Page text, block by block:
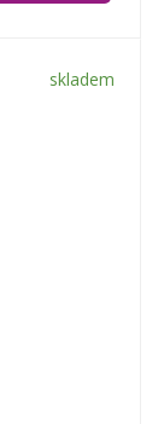
skladem